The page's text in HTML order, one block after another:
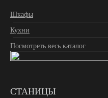
Шкафы
Кухни
Посмотреть весь каталог
СТАНИЦЫ